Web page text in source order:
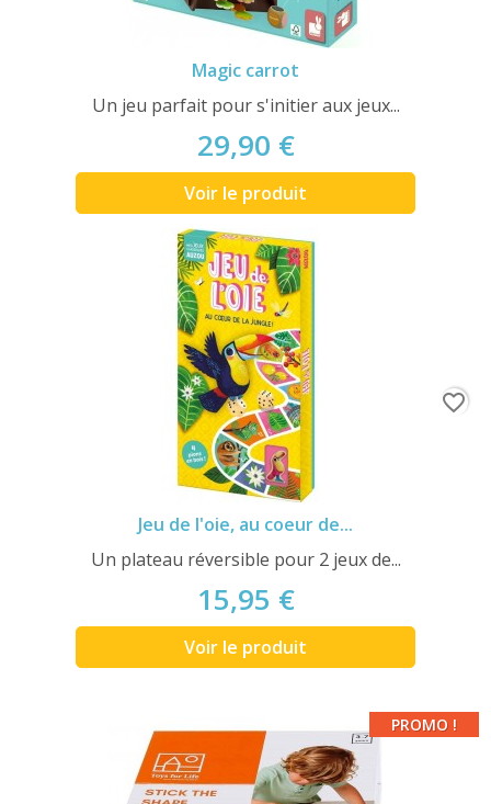
Magic carrot
Un jeu parfait pour s'initier aux jeux...
29,90 €
Voir le produit
Jeu de l'oie, au coeur de...
Un plateau réversible pour 2 jeux de...
15,95 €
Voir le produit
favorite_border
PROMO !